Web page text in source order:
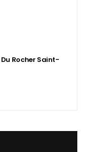
Du Rocher Saint-